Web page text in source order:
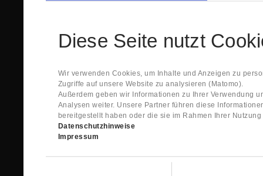
Diese Seite nutzt
Wir verwenden Cookies, um Inhalte und Anzeigen zu
Zugriffe auf unsere Website zu analysieren (Matomo).
Außerdem geben wir Informationen zu Ihrer Verwendung
Analysen weiter. Unsere Partner führen diese
bereitgestellt haben oder die sie im Rahmen Ihrer
Datenschutzhinweise
Impressum